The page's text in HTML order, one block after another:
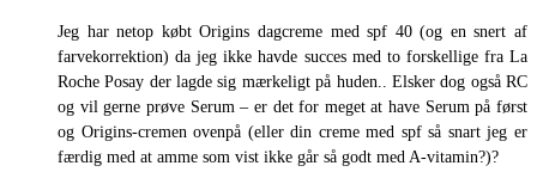
Jeg har netop købt Origins dagcreme med spf 40 (og en snert af
farvekorrektion) da jeg ikke havde succes med to forskellige fra La
Roche Posay der lagde sig mærkeligt på huden.. Elsker dog også RC
og vil gerne prøve Serum – er det for meget at have Serum på først
og Origins-cremen ovenpå (eller din creme med spf så snart jeg er
færdig med at amme som vist ikke går så godt med A-vitamin?)?